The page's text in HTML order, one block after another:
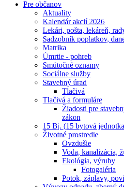
Pre občanov
Aktuality
Kalendár akcií 2026
Lekári, pošta, lekáreň,
Sadzobník poplatkov,
Matrika
Úmrtie - pohreb
Smútočné oznamy
Sociálne služby
Stavebný úrad
Tlačivá
Tlačivá a formuláre
Žiadosti pre
zákon
15 Bj. (15 bytová
Životné prostredie
Ovzdušie
Voda, kanalizácia,
Ekológia, výruby
Fotogaléria
Potok, záplavy,